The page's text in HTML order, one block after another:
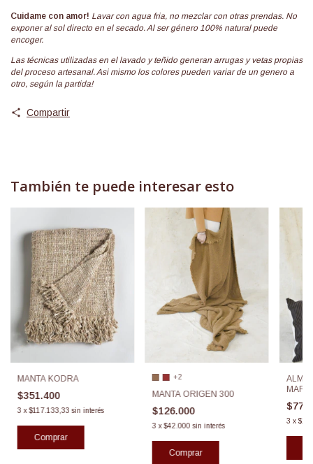
Cuidame con amor! Lavar con agua fria, no mezclar con otras prendas. No
exponer al sol directo en el secado. Al ser género 100% natural puede
encoger.
Las técnicas utilizadas en el lavado y teñido generan arrugas y vetas propias
del proceso artesanal. Asi mismo los colores pueden variar de un genero a
otro, según la partida!
Compartir
También te puede interesar esto
MANTA KODRA
$351.400
3 x$117.133,33 sin interés
+2
MANTA ORIGEN 300
$126.000
3 x$42.000 sin interés
Comprar
3 x